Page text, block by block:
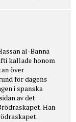
al-Banna
kallade honom
över
för dagens
i spanska
av det
Han